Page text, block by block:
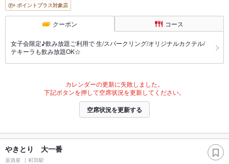
ポイントプラス対象店
クーポン コース
女子会限定♪飲み放題ご利用で 生/スパークリング/オリジナルカクテル/
テキーラも飲み放題OK☆
カレンダーの更新に失敗しました。
下記ボタンを押して空席状況を更新してください。
空席状況を更新する
やきとり 大一番
居酒屋 町田駅